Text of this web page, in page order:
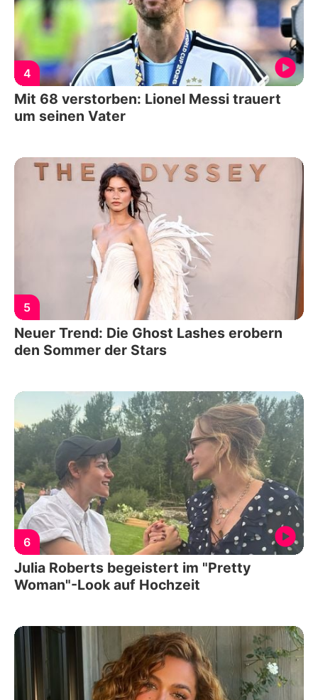
4
Mit 68 verstorben: Lionel Messi trauert
um seinen Vater
5
Neuer Trend: Die Ghost Lashes erobern
den Sommer der Stars
6
Julia Roberts begeistert im "Pretty
Woman"-Look auf Hochzeit